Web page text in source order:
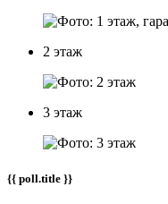
2 этаж
3 этаж
{{ poll.title }}